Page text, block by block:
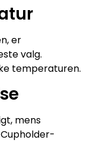
er
valg.
temperaturen.
mens